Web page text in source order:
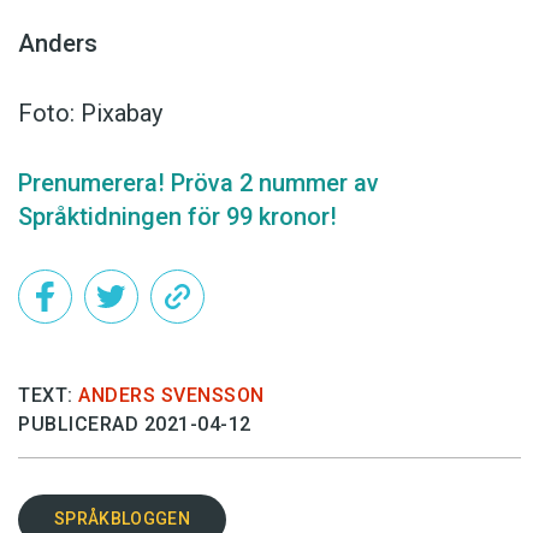
Anders
Foto: Pixabay
Prenumerera! Pröva 2 nummer av
Språktidningen för 99 kronor!
TEXT: ANDERS SVENSSON
PUBLICERAD 2021-04-12
SPRÅKBLOGGEN